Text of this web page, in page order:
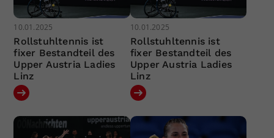
10.01.2025
Rollstuhltennis ist
fixer Bestandteil des
Upper Austria Ladies
Linz
10.01.2025
Rollstuhltennis ist
fixer Bestandteil des
Upper Austria Ladies
Linz